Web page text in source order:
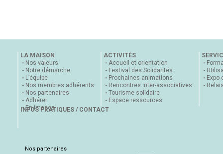
LA MAISON
Nos valeurs
Notre démarche
L’équipe
Nos membres adhérents
Nos partenaires
Adhérer
En images
ACTIVITÉS
Accueil et orientation
Festival des Solidarités
Prochaines animations
Rencontres inter-associatives
Tourisme solidaire
Espace ressources
Expo
INFOS PRATIQUES / CONTACT
Nos partenaires